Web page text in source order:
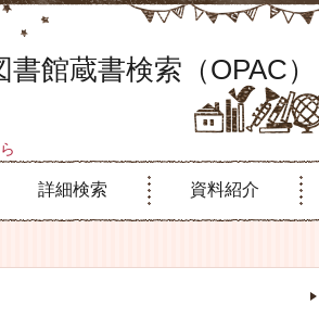
館蔵書検索（OPAC）
詳細検索 資料紹介